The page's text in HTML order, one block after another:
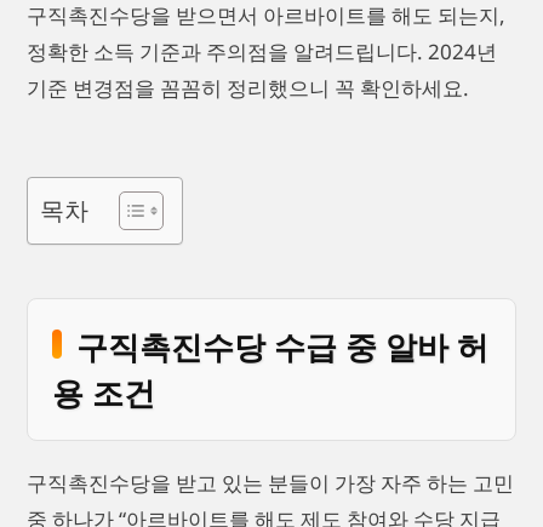
구직촉진수당을 받으면서 아르바이트를 해도 되는지,
정확한 소득 기준과 주의점을 알려드립니다. 2024년
기준 변경점을 꼼꼼히 정리했으니 꼭 확인하세요.
목차
구직촉진수당 수급 중 알바 허
용 조건
구직촉진수당을 받고 있는 분들이 가장 자주 하는 고민
중 하나가 “아르바이트를 해도 제도 참여와 수당 지급